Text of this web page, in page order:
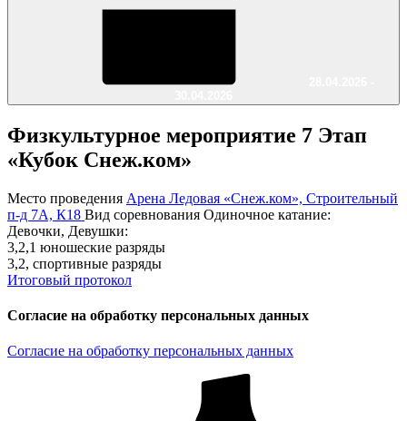
Физкультурное мероприятие 7 Этап
«Кубок Снеж.ком»
Место проведения Арена Ледовая «Снеж.ком», Строительный
п-д 7А, К18 Вид соревнования Одиночное катание:
Девочки, Девушки:
3,2,1 юношеские разряды
3,2, спортивные разряды
Итоговый протокол
Согласие на обработку персональных данных
Согласие на обработку персональных данных